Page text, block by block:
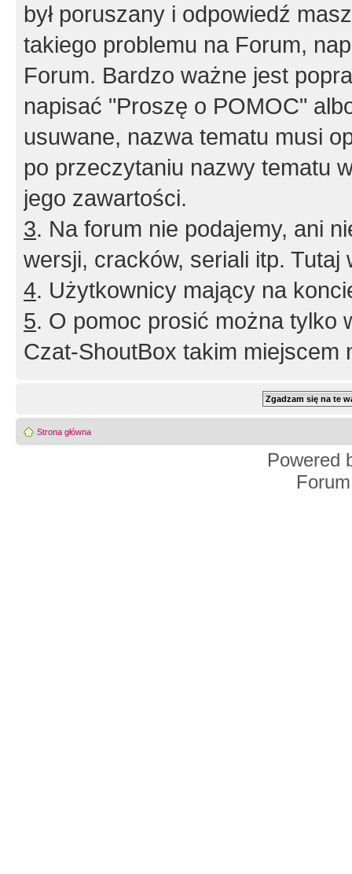
był poruszany i odpowiedź
takiego problemu na Forum,
Forum. Bardzo ważne jest
napisać "Proszę o POMOC"
usuwane, nazwa tematu musi
po przeczytaniu nazwy tematu
jego zawartości.
3. Na forum nie podajemy, ani
wersji, cracków, seriali itp. Tutaj
4. Użytkownicy mający na
5. O pomoc prosić można tylko
Czat-ShoutBox takim miejscem
Strona główna
Powered